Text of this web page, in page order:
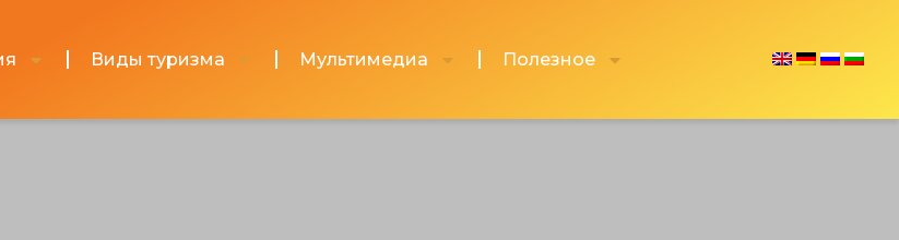
Виды туризма Мультимедиа Полезное